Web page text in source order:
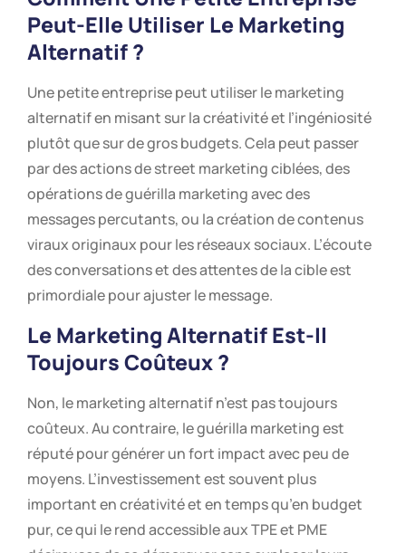
Peut-Elle Utiliser Le Marketing
Alternatif ?
Une petite entreprise peut utiliser le marketing
alternatif en misant sur la créativité et l’ingéniosité
plutôt que sur de gros budgets. Cela peut passer
par des actions de street marketing ciblées, des
opérations de guérilla marketing avec des
messages percutants, ou la création de contenus
viraux originaux pour les réseaux sociaux. L’écoute
des conversations et des attentes de la cible est
primordiale pour ajuster le message.
Le Marketing Alternatif Est-Il
Toujours Coûteux ?
Non, le marketing alternatif n’est pas toujours
coûteux. Au contraire, le guérilla marketing est
réputé pour générer un fort impact avec peu de
moyens. L’investissement est souvent plus
important en créativité et en temps qu’en budget
pur, ce qui le rend accessible aux TPE et PME